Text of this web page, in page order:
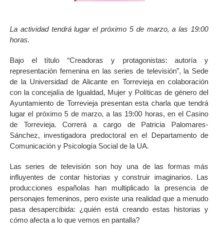
La actividad tendrá lugarel próximo 5 de marzo, a las 19:00
horas.
Bajo el título “Creadoras y protagonistas: autoría y
representación femenina en las series de televisión”, la Sede
de la Universidad de Alicante en Torrevieja en colaboración
con la concejalía de Igualdad, Mujer y Políticas de género del
Ayuntamiento de Torrevieja presentan esta charla que tendrá
lugar el próximo 5 de marzo, a las 19:00 horas, en el Casino
de Torrevieja. Correrá a cargo de Patricia Palomares-
Sánchez, investigadora predoctoral en el Departamento de
Comunicación y Psicología Social de la UA.
Las series de televisión son hoy una de las formas más
influyentes de contar historias y construir imaginarios. Las
producciones españolas han multiplicado la presencia de
personajes femeninos, pero existe una realidad que a menudo
pasa desapercibida: ¿quién está creando estas historias y
cómo afecta a lo que vemos en pantalla?